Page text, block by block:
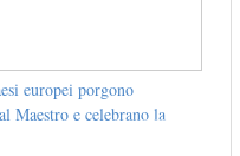
europei porgono
Maestro e celebrano la